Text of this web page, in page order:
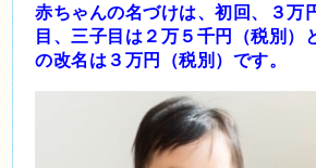
赤ちゃんの名づけは、初回、３万
目、三子目は２万５千円（税別）
の改名は３万円（税別）です。